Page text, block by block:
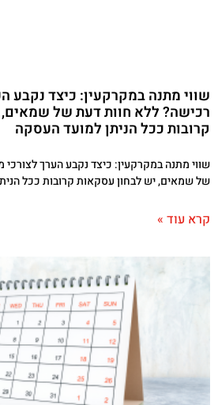
שווי מתנה במקרקעין: כיצד נקבע
רכישה? ללא חוות דעת של
קרובות ככל הניתן למועד העסקה
שווי מתנה במקרקעין: כיצד נקבע הערך
של שמאים, יש לבחון עסקאות קרובות ככל
קרא עוד »